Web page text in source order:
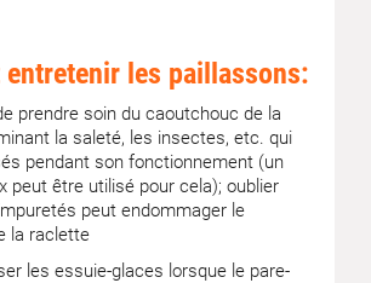
entretenir les paillassons:
prendre soin du caoutchouc de la
la saleté, les insectes, etc. qui
pendant son fonctionnement (un
peut être utilisé pour cela); oublier
peut endommager le
la raclette
les essuie-glaces lorsque le pare-